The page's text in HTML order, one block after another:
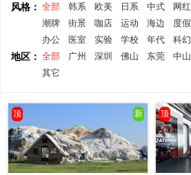
风格： 全部 韩系 欧美 日系 中式 网红
潮牌
街景 咖店 运动 海边 度假
办公
医室 实验 学校 年代 科幻
地区： 全部 广州 深圳 佛山 东莞 中山
其它
新
顶 顶